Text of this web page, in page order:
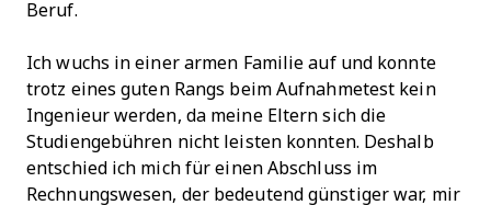
Beruf.
Ich wuchs in einer armen Familie auf und konnte
trotz eines guten Rangs beim Aufnahmetest kein
Ingenieur werden, da meine Eltern sich die
Studiengebühren nicht leisten konnten. Deshalb
entschied ich mich für einen Abschluss im
Rechnungswesen, der bedeutend günstiger war, mir